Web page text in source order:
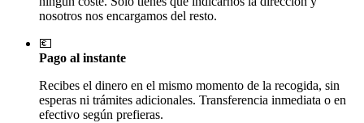
nosotros nos encargamos del resto.
💶
Pago al instante
Recibes el dinero en el mismo momento de la recogida, sin
esperas ni trámites adicionales. Transferencia inmediata o en
efectivo según prefieras.